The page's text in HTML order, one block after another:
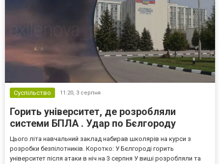
Суспільство 11:20, 3 серпня
Горить університет, де розробляли
системи БПЛА . Удар по Бєлгороду
Цього літа навчальний заклад набирав школярів на курси з
розробки безпілотників. Коротко: У Бєлгороді горить
університет після атаки в ніч на 3 серпня У виші розробляли та